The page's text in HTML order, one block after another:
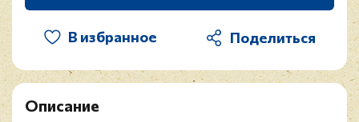
В избранное
Описание